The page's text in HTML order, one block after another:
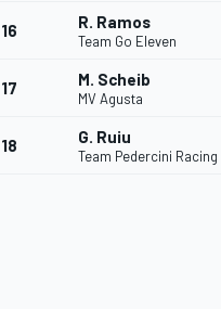
16 R. Ramos
Team Go Eleven
17 M. Scheib
MV Agusta
18 G. Ruiu
Team Pedercini Racing